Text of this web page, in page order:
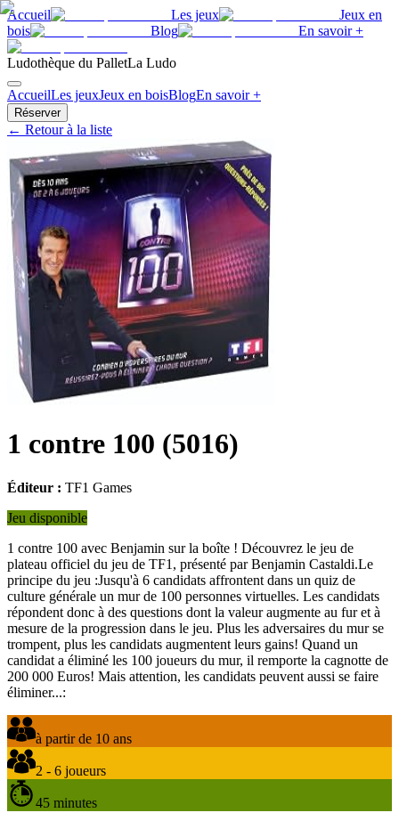
Accueil Les jeux
Jeux en
bois
Blog En savoir +
Ludothèque du PalletLa Ludo
AccueilLes jeuxJeux en boisBlogEn savoir +
Réserver
← Retour à la liste
1 contre 100 (5016)
Éditeur : TF1 Games
Jeu disponible
1 contre 100 avec Benjamin sur la boîte ! Découvrez le jeu de
plateau officiel du jeu de TF1, présenté par Benjamin Castaldi.Le
principe du jeu :Jusqu'à 6 candidats affrontent dans un quiz de
culture générale un mur de 100 personnes virtuelles. Les candidats
répondent donc à des questions dont la valeur augmente au fur et à
mesure de la progression dans le jeu. Plus les adversaires du mur se
trompent, plus les candidats augmentent leurs gains! Quand un
candidat a éliminé les 100 joueurs du mur, il remporte la cagnotte de
200 000 Euros! Mais attention, les candidats peuvent aussi se faire
éliminer...:
à partir de 10 ans
2 - 6 joueurs
45 minutes